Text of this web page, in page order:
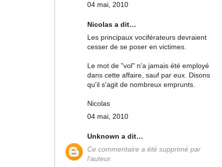
04 mai, 2010
Nicolas a dit…
Les principaux vociférateurs devraient
cesser de se poser en victimes.
Le mot de "vol" n'a jamais été employé
dans cette affaire, sauf par eux. Disons
qu'il s'agit de nombreux emprunts.
Nicolas
04 mai, 2010
Unknown a dit…
Ce commentaire a été supprimé par
l'auteur.